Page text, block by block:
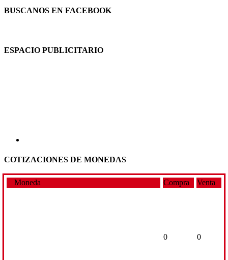
BUSCANOS EN FACEBOOK
ESPACIO PUBLICITARIO
COTIZACIONES DE MONEDAS
Moneda Compra Venta
0 0